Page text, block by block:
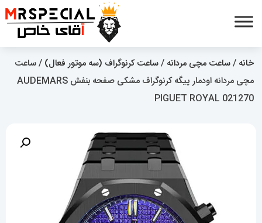
خانه /ساعت مچی مردانه /ساعت کرنوگراف (سه موتور فعال) / ساعت
مچی مردانه اودمار پیگه کرنوگراف مشکی صفحه بنفش AUDEMARS
PIGUET ROYAL 021270